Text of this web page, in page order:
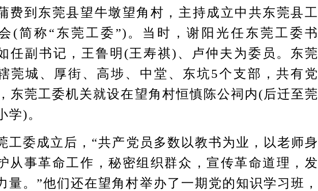
费到东莞县望牛墩望角村，主持成立中共东莞县工
(简称“东莞工委”)。当时，谢阳光任东莞工委书
任副书记，王鲁明(王寿祺)、卢仲夫为委员。东莞
莞城、厚街、高埗、中堂、东坑5个支部，共有党
东莞工委机关就设在望角村恒慎陈公祠内(后迁至莞
学)。
委成立后，“共产党员多数以教书为业，以老师身
从事革命工作，秘密组织群众，宣传革命道理，发
量。”他们还在望角村举办了一期党的知识学习班，